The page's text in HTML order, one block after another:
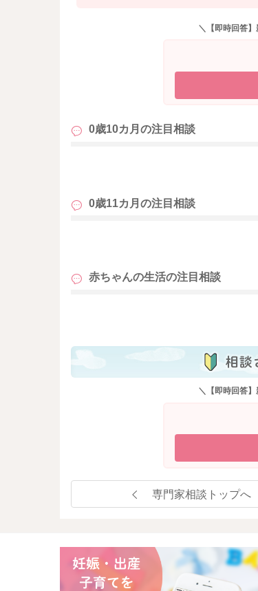
＼【即時回答
0歳10カ月の注目相談
0歳11カ月の注目相談
赤ちゃんの生活の注目相談
＼【即時回答
専門家相談トップへ